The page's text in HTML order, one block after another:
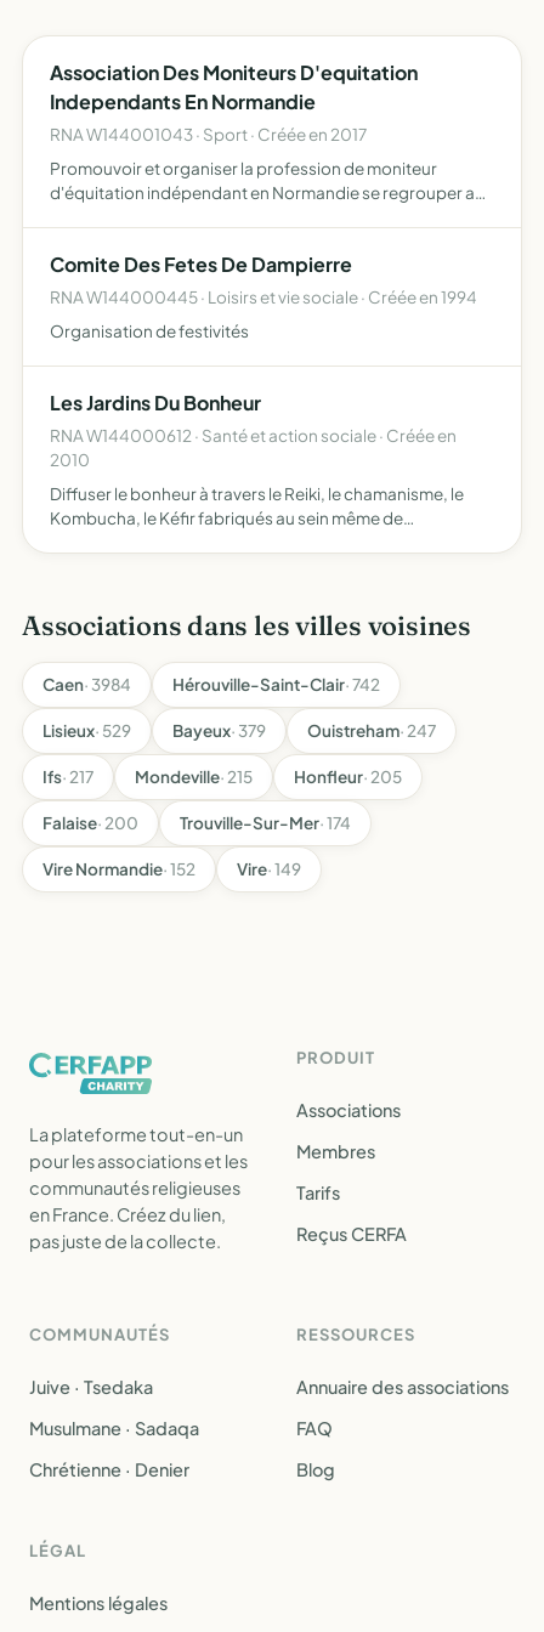
Association Des Moniteurs D'equitation
Independants En Normandie
RNA W144001043 · Sport · Créée en 2017
Promouvoir et organiser la profession de moniteur
d'équitation indépendant en Normandie se regrouper afin
stage…
Comite Des Fetes De Dampierre
RNA W144000445 · Loisirs et vie sociale · Créée en 1994
Organisation de festivités
Les Jardins Du Bonheur
RNA W144000612 · Santé et action sociale · Créée en
2010
Diffuser le bonheur à travers le Reiki, le chamanisme, le
Kombucha, le Kéfir fabriqués au sein même de
Associations dans les villes voisines
Caen· 3984 Hérouville-Saint-Clair· 742
Lisieux· 529 Bayeux· 379 Ouistreham· 247
Ifs· 217 Mondeville· 215 Honfleur· 205
Falaise· 200 Trouville-Sur-Mer· 174
Vire Normandie· 152 Vire· 149
La plateforme tout-en-un
pour les associations et les
communautés religieuses
en France. Créez du lien,
pas juste de la collecte.
PRODUIT
Associations
Membres
Tarifs
Reçus CERFA
COMMUNAUTÉS
Juive · Tsedaka
Musulmane · Sadaqa
Chrétienne · Denier
RESSOURCES
Annuaire des associations
FAQ
Blog
LÉGAL
Mentions légales